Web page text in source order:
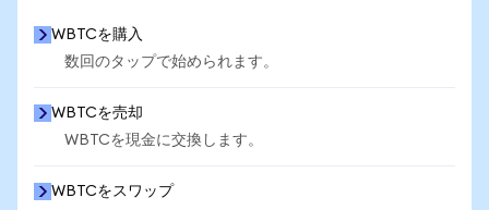
WBTCを購入
数回のタップで始められます。
WBTCを売却
WBTCを現金に交換します。
WBTCをスワップ